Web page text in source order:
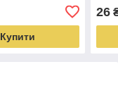
Купити
26